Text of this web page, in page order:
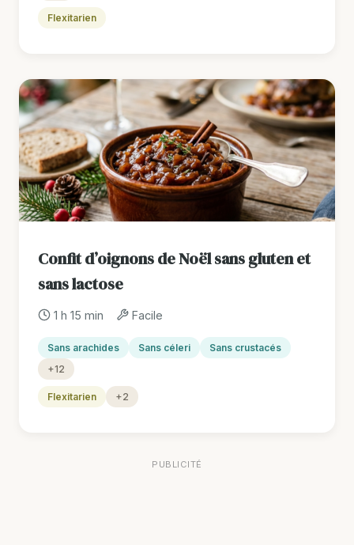
Flexitarien
Confit d’oignons de Noël sans gluten et
sans lactose
1 h 15 min Facile
Sans arachides Sans céleri
Sans crustacés
+12
Flexitarien +2
PUBLICITÉ